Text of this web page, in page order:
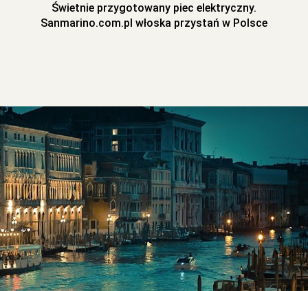
Świetnie przygotowany piec elektryczny.
Sanmarino.com.pl włoska przystań w Polsce